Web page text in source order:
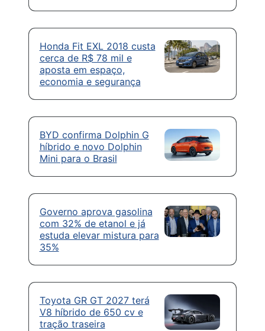
Honda Fit EXL 2018 custa
cerca de R$ 78 mil e
aposta em espaço,
economia e segurança
BYD confirma Dolphin G
híbrido e novo Dolphin
Mini para o Brasil
Governo aprova gasolina
com 32% de etanol e já
estuda elevar mistura para
35%
Toyota GR GT 2027 terá
V8 híbrido de 650 cv e
tração traseira